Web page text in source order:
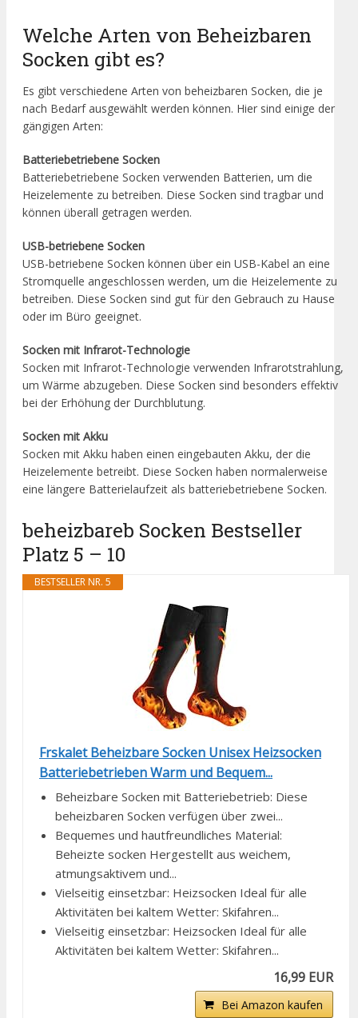
Welche Arten von Beheizbaren
Socken gibt es?
Es gibt verschiedene Arten von beheizbaren Socken, die je
nach Bedarf ausgewählt werden können. Hier sind einige der
gängigen Arten:
Batteriebetriebene Socken
Batteriebetriebene Socken verwenden Batterien, um die
Heizelemente zu betreiben. Diese Socken sind tragbar und
können überall getragen werden.
USB-betriebene Socken
USB-betriebene Socken können über ein USB-Kabel an eine
Stromquelle angeschlossen werden, um die Heizelemente zu
betreiben. Diese Socken sind gut für den Gebrauch zu Hause
oder im Büro geeignet.
Socken mit Infrarot-Technologie
Socken mit Infrarot-Technologie verwenden Infrarotstrahlung,
um Wärme abzugeben. Diese Socken sind besonders effektiv
bei der Erhöhung der Durchblutung.
Socken mit Akku
Socken mit Akku haben einen eingebauten Akku, der die
Heizelemente betreibt. Diese Socken haben normalerweise
eine längere Batterielaufzeit als batteriebetriebene Socken.
beheizbareb Socken Bestseller
Platz 5 – 10
BESTSELLER NR. 5
Frskalet Beheizbare Socken Unisex Heizsocken
Batteriebetrieben Warm und Bequem...
Beheizbare Socken mit Batteriebetrieb: Diese
beheizbaren Socken verfügen über zwei...
Bequemes und hautfreundliches Material:
Beheizte socken Hergestellt aus weichem,
atmungsaktivem und...
Vielseitig einsetzbar: Heizsocken Ideal für alle
Aktivitäten bei kaltem Wetter: Skifahren...
Vielseitig einsetzbar: Heizsocken Ideal für alle
Aktivitäten bei kaltem Wetter: Skifahren...
16,99 EUR
Bei Amazon kaufen